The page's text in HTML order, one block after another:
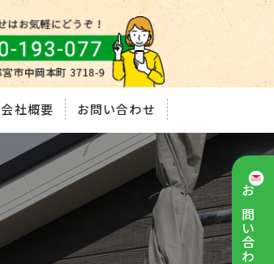
会社概要 お問い合わせ
お問い合わせ